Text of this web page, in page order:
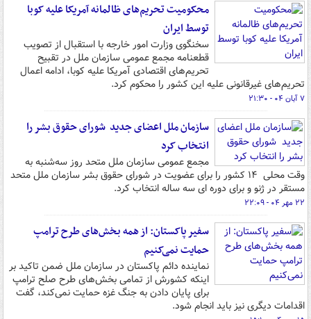
محکومیت تحریم‌های ظالمانه آمریکا علیه کوبا
توسط ایران
سخنگوی وزارت امور خارجه با استقبال از تصویب
قطعنامه مجمع عمومی سازمان ملل در تقبیح
تحریم‌های اقتصادی آمریکا علیه کوبا، ادامه اعمال
تحریم‌های غیرقانونی علیه این کشور را محکوم کرد.
۷ آبان ۰۴ - ۲۱:۳۰
سازمان ملل اعضای جدید شورای حقوق بشر را
انتخاب کرد
مجمع عمومی سازمان ملل متحد روز سه‌شنبه به
وقت محلی ۱۴ کشور را برای عضویت در شورای حقوق بشر سازمان ملل متحد
مستقر در ژنو و برای دوره ای سه ساله انتخاب کرد.
۲۲ مهر ۰۴ - ۲۲:۰۹
سفیر پاکستان: از همه بخش‌های طرح ترامپ
حمایت نمی‌کنیم
نماینده دائم پاکستان در سازمان ملل ضمن تاکید بر
اینکه کشورش از تمامی بخش‌های طرح صلح ترامپ
برای پایان دادن به جنگ غزه حمایت نمی‌کند، گفت
اقدامات دیگری نیز باید انجام شود.